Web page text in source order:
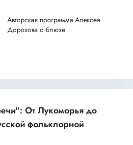
Авторская программа Алексея
Дорохова о блюзе
От Лукоморья до
фольклорной